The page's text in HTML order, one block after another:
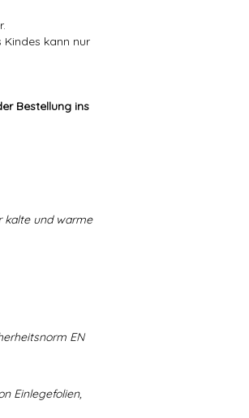
kann nur
Bestellung ins
kalte und warme
EN
Einlegefolien,